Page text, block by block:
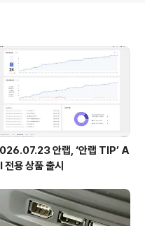
Dev
랩 개발
강화와 지
슬로건을
안랩, ‘안랩 TIP’ A
전용 상품 출시